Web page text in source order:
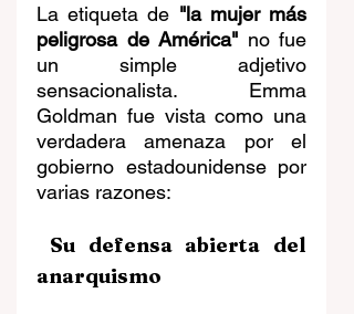
La etiqueta de "la mujer más
peligrosa de América" no fue
un simple adjetivo
sensacionalista. Emma
Goldman fue vista como una
verdadera amenaza por el
gobierno estadounidense por
varias razones:
anarquismo